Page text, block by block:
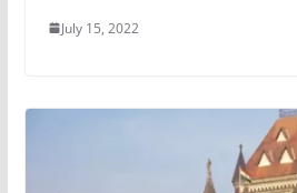
July 15, 2022